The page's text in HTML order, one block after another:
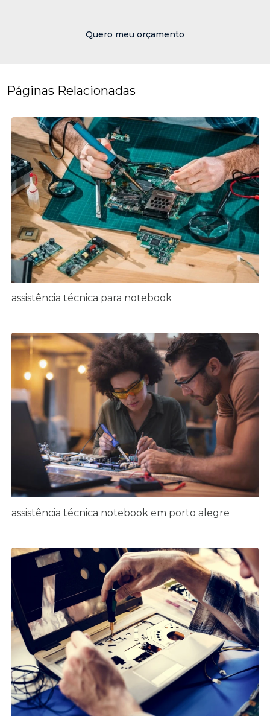
Quero meu orçamento
Páginas Relacionadas
assistência técnica para notebook
assistência técnica notebook em porto alegre